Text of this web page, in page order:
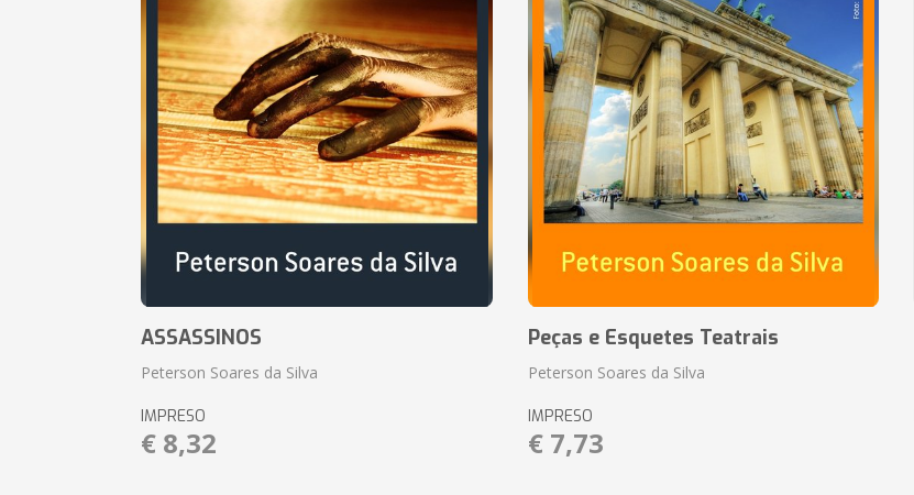
ASSASSINOS
Peterson Soares da Silva
IMPRESO
€ 8,32
Peças e Esquetes Teatrais
Peterson Soares da Silva
IMPRESO
€ 7,73